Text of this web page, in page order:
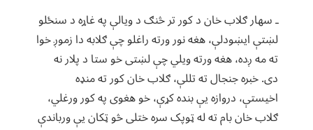
ـ سهار ګلاب خان د کور تر څنګ د ویالې په غاړه د سنځلو
لښتې ایښودلې، هغه نور ورته راغلو چې ګلابه دا زموږ خوا
ته مه ږده، هغه ورته ویلي چې لښتی خو ستا د پلار نه
دی. خبره جنجال ته تللې، ګلاب خان کور ته منډه
اخیستې، دروازه یې بنده کړې، خو هغوی په کور ورغلي،
ګلاب خان بام ته له ټوپک سره ختلی څو ټکان یې ورباندې